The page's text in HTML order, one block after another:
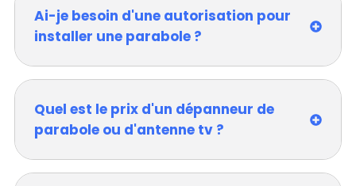
Ai-je besoin d'une autorisation pour
installer une parabole ?
Quel est le prix d'un dépanneur de
parabole ou d'antenne tv ?